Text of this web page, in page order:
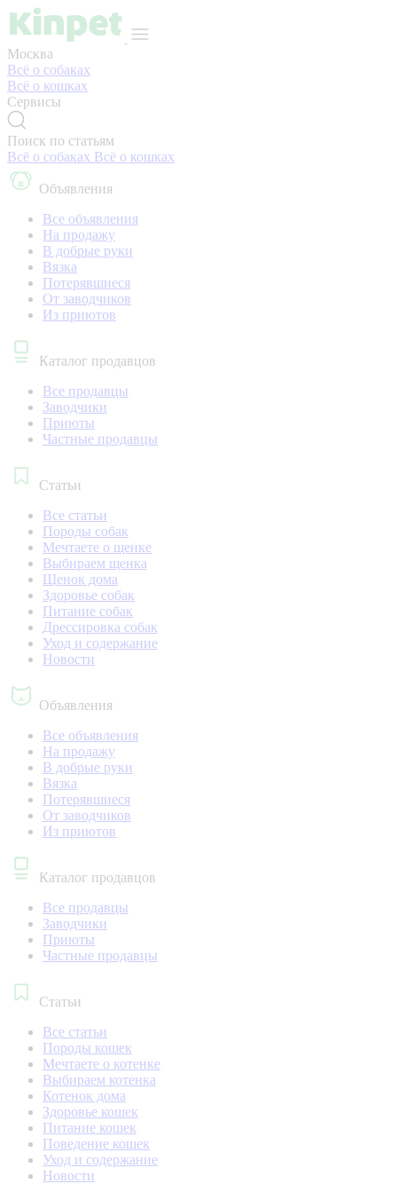
Москва
Всё о собаках
Всё о кошках
Сервисы
Поиск по статьям
Всё о собаках Всё о кошках
Объявления
Все объявления
На продажу
В добрые руки
Вязка
Потерявшиеся
От заводчиков
Из приютов
Каталог продавцов
Все продавцы
Заводчики
Приюты
Частные продавцы
Статьи
Все статьи
Породы собак
Мечтаете о щенке
Выбираем щенка
Щенок дома
Здоровье собак
Питание собак
Дрессировка собак
Уход и содержание
Новости
Объявления
Все объявления
На продажу
В добрые руки
Вязка
Потерявшиеся
От заводчиков
Из приютов
Каталог продавцов
Все продавцы
Заводчики
Приюты
Частные продавцы
Статьи
Все статьи
Породы кошек
Мечтаете о котенке
Выбираем котенка
Котенок дома
Здоровье кошек
Питание кошек
Поведение кошек
Уход и содержание
Новости